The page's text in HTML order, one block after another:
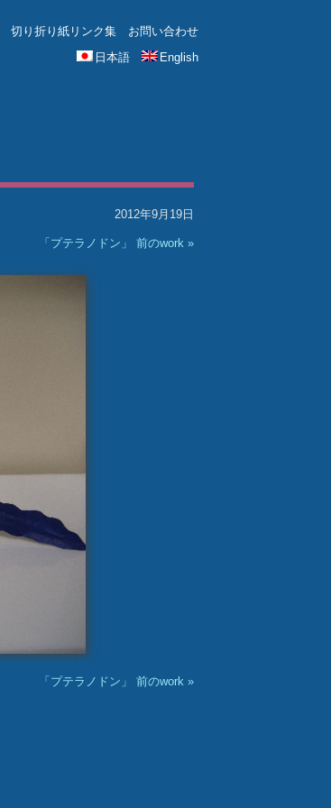
切り折り紙リンク集
お問い合わせ
日本語
English
2012年9月19日
「プテラノドン」 前のwork »
「プテラノドン」 前のwork »